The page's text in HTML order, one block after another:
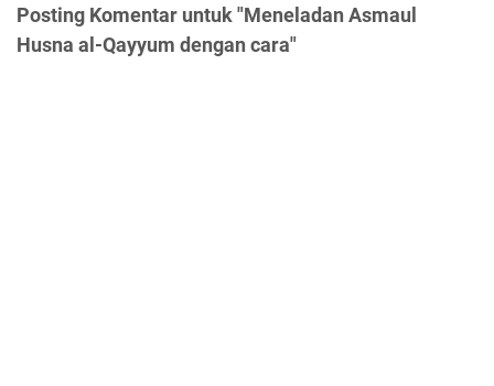
Posting Komentar untuk "Meneladan Asmaul
Husna al-Qayyum dengan cara"